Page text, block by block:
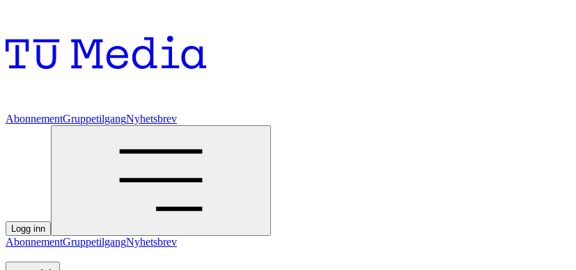
AbonnementGruppetilgangNyhetsbrev
Logg inn
AbonnementGruppetilgangNyhetsbrev